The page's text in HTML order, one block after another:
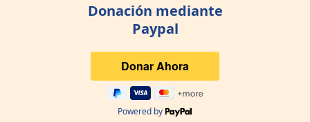
Donación mediante
Paypal
Powered by